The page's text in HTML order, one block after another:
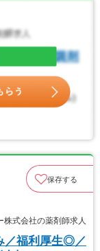
保存する
式会社の薬剤師求人
／福利厚生◎／